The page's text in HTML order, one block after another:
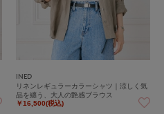
INED
リネンレギュラーカラーシャツ｜涼しく気
品を纏う、大人の艶感ブラウス
￥16,500(税込)